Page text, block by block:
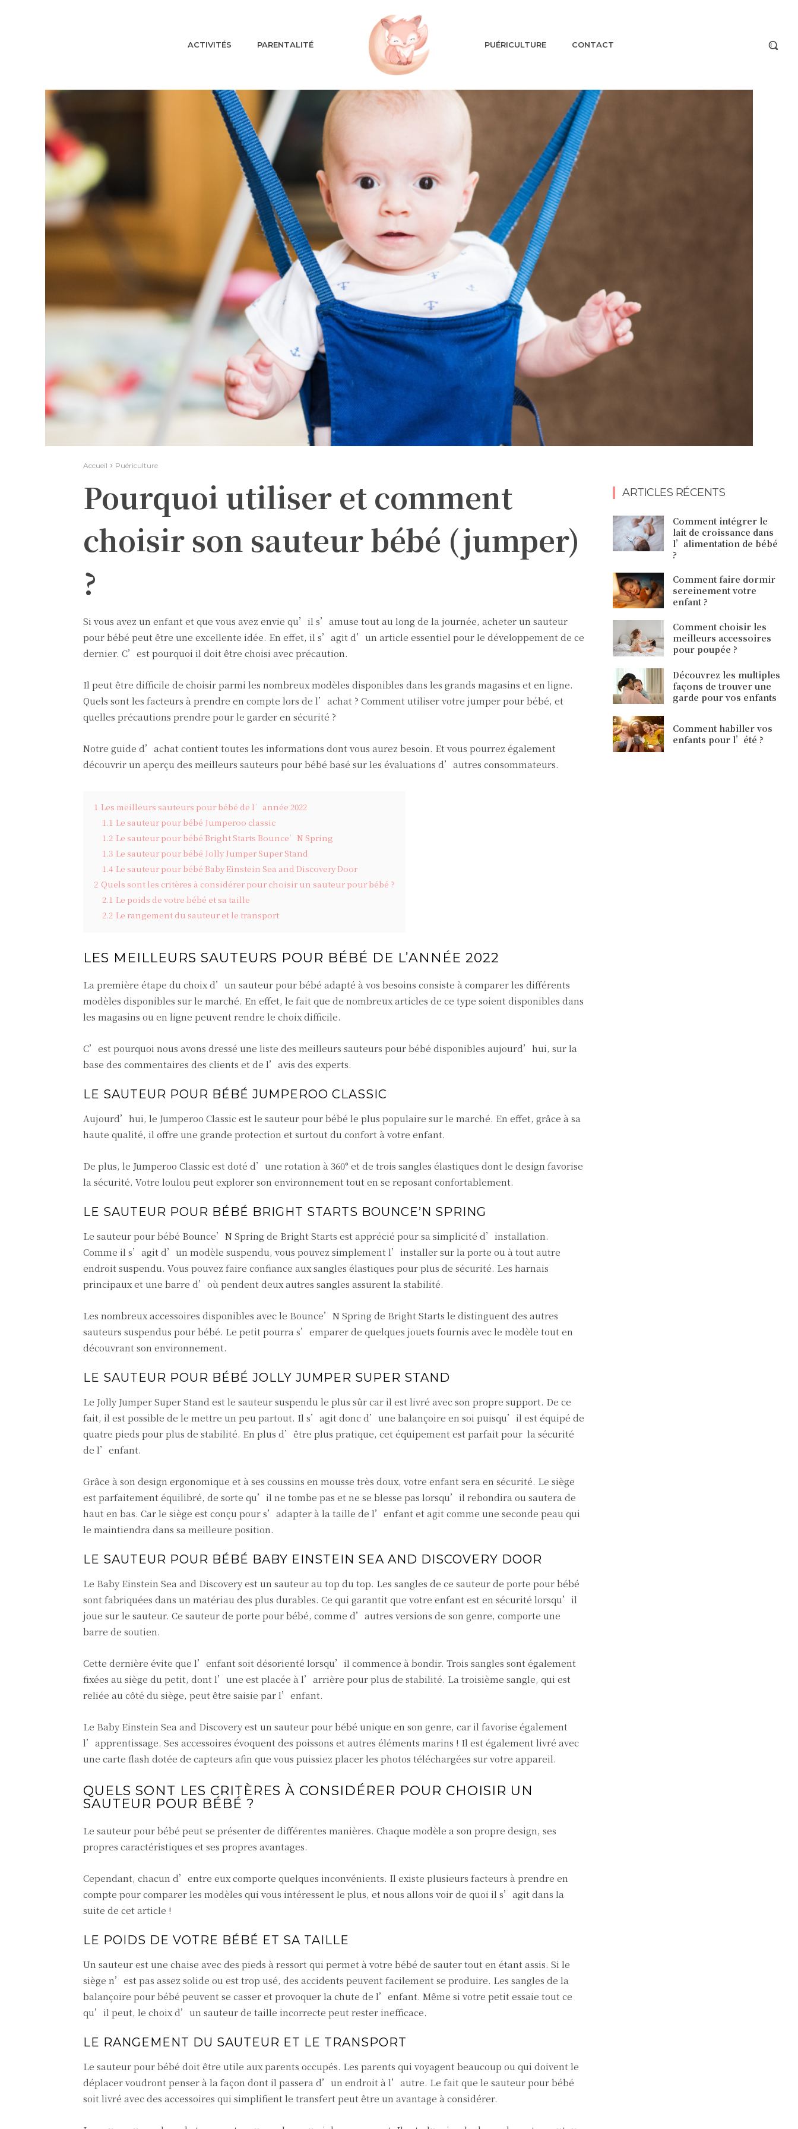
ACTIVITÉS PARENTALITÉ PUÉRICULTURE CONTACT
Accueil Puériculture
Pourquoi utiliser et comment
choisir son sauteur bébé (jumper)
?
Si vous avez un enfant et que vous avez envie qu’il s’amuse tout au long de la journée, acheter un sauteur
pour bébé peut être une excellente idée. En effet, il s’agit d’un article essentiel pour le développement de ce
dernier. C’est pourquoi il doit être choisi avec précaution.
Il peut être difficile de choisir parmi les nombreux modèles disponibles dans les grands magasins et en ligne.
Quels sont les facteurs à prendre en compte lors de l’achat ? Comment utiliser votre jumper pour bébé, et
quelles précautions prendre pour le garder en sécurité ?
Notre guide d’achat contient toutes les informations dont vous aurez besoin. Et vous pourrez également
découvrir un aperçu des meilleurs sauteurs pour bébé basé sur les évaluations d’autres consommateurs.
1 Les meilleurs sauteurs pour bébé de l’année 2022
1.1 Le sauteur pour bébé Jumperoo classic
1.2 Le sauteur pour bébé Bright Starts Bounce’N Spring
1.3 Le sauteur pour bébé Jolly Jumper Super Stand
1.4 Le sauteur pour bébé Baby Einstein Sea and Discovery Door
2 Quels sont les critères à considérer pour choisir un sauteur pour bébé ?
2.1 Le poids de votre bébé et sa taille
2.2 Le rangement du sauteur et le transport
LES MEILLEURS SAUTEURS POUR BÉBÉ DE L’ANNÉE 2022
La première étape du choix d’un sauteur pour bébé adapté à vos besoins consiste à comparer les différents
modèles disponibles sur le marché. En effet, le fait que de nombreux articles de ce type soient disponibles dans
les magasins ou en ligne peuvent rendre le choix difficile.
C’est pourquoi nous avons dressé une liste des meilleurs sauteurs pour bébé disponibles aujourd’hui, sur la
base des commentaires des clients et de l’avis des experts.
LE SAUTEUR POUR BÉBÉ JUMPEROO CLASSIC
Aujourd’hui, le Jumperoo Classic est le sauteur pour bébé le plus populaire sur le marché. En effet, grâce à sa
haute qualité, il offre une grande protection et surtout du confort à votre enfant.
De plus, le Jumperoo Classic est doté d’une rotation à 360° et de trois sangles élastiques dont le design favorise
la sécurité. Votre loulou peut explorer son environnement tout en se reposant confortablement.
LE SAUTEUR POUR BÉBÉ BRIGHT STARTS BOUNCE’N SPRING
Le sauteur pour bébé Bounce’N Spring de Bright Starts est apprécié pour sa simplicité d’installation.
Comme il s’agit d’un modèle suspendu, vous pouvez simplement l’installer sur la porte ou à tout autre
endroit suspendu. Vous pouvez faire confiance aux sangles élastiques pour plus de sécurité. Les harnais
principaux et une barre d’où pendent deux autres sangles assurent la stabilité.
Les nombreux accessoires disponibles avec le Bounce’N Spring de Bright Starts le distinguent des autres
sauteurs suspendus pour bébé. Le petit pourra s’emparer de quelques jouets fournis avec le modèle tout en
découvrant son environnement.
LE SAUTEUR POUR BÉBÉ JOLLY JUMPER SUPER STAND
Le Jolly Jumper Super Stand est le sauteur suspendu le plus sûr car il est livré avec son propre support. De ce
fait, il est possible de le mettre un peu partout. Il s’agit donc d’une balançoire en soi puisqu’il est équipé de
quatre pieds pour plus de stabilité. En plus d’être plus pratique, cet équipement est parfait pour la sécurité
de l’enfant.
Grâce à son design ergonomique et à ses coussins en mousse très doux, votre enfant sera en sécurité. Le siège
est parfaitement équilibré, de sorte qu’il ne tombe pas et ne se blesse pas lorsqu’il rebondira ou sautera de
haut en bas. Car le siège est conçu pour s’adapter à la taille de l’enfant et agit comme une seconde peau qui
le maintiendra dans sa meilleure position.
LE SAUTEUR POUR BÉBÉ BABY EINSTEIN SEA AND DISCOVERY DOOR
Le Baby Einstein Sea and Discovery est un sauteur au top du top. Les sangles de ce sauteur de porte pour bébé
sont fabriquées dans un matériau des plus durables. Ce qui garantit que votre enfant est en sécurité lorsqu’il
joue sur le sauteur. Ce sauteur de porte pour bébé, comme d’autres versions de son genre, comporte une
barre de soutien.
Cette dernière évite que l’enfant soit désorienté lorsqu’il commence à bondir. Trois sangles sont également
fixées au siège du petit, dont l’une est placée à l’arrière pour plus de stabilité. La troisième sangle, qui est
reliée au côté du siège, peut être saisie par l’enfant.
Le Baby Einstein Sea and Discovery est un sauteur pour bébé unique en son genre, car il favorise également
l’apprentissage. Ses accessoires évoquent des poissons et autres éléments marins ! Il est également livré avec
une carte flash dotée de capteurs afin que vous puissiez placer les photos téléchargées sur votre appareil.
QUELS SONT LES CRITÈRES À CONSIDÉRER POUR CHOISIR UN
SAUTEUR POUR BÉBÉ ?
Le sauteur pour bébé peut se présenter de différentes manières. Chaque modèle a son propre design, ses
propres caractéristiques et ses propres avantages.
Cependant, chacun d’entre eux comporte quelques inconvénients. Il existe plusieurs facteurs à prendre en
compte pour comparer les modèles qui vous intéressent le plus, et nous allons voir de quoi il s’agit dans la
suite de cet article !
LE POIDS DE VOTRE BÉBÉ ET SA TAILLE
Un sauteur est une chaise avec des pieds à ressort qui permet à votre bébé de sauter tout en étant assis. Si le
siège n’est pas assez solide ou est trop usé, des accidents peuvent facilement se produire. Les sangles de la
balançoire pour bébé peuvent se casser et provoquer la chute de l’enfant. Même si votre petit essaie tout ce
qu’il peut, le choix d’un sauteur de taille incorrecte peut rester inefficace.
LE RANGEMENT DU SAUTEUR ET LE TRANSPORT
Le sauteur pour bébé doit être utile aux parents occupés. Les parents qui voyagent beaucoup ou qui doivent le
déplacer voudront penser à la façon dont il passera d’un endroit à l’autre. Le fait que le sauteur pour bébé
soit livré avec des accessoires qui simplifient le transfert peut être un avantage à considérer.
ARTICLES RÉCENTS
Comment intégrer le
lait de croissance dans
l’alimentation de bébé
?
Comment faire dormir
sereinement votre
enfant ?
Comment choisir les
meilleurs accessoires
pour poupée ?
Découvrez les multiples
façons de trouver une
garde pour vos enfants
Comment habiller vos
enfants pour l’été ?